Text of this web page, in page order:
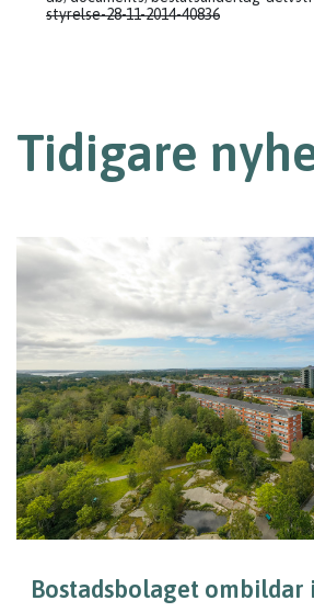
styrelse-28-11-2014-40836
Tidigare
Bostadsbolaget ombildar